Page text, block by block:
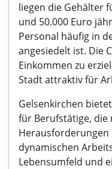
liegen die Gehälter
und 50.000 Euro
Personal häufig in
angesiedelt ist. Die
Einkommen zu
Stadt attraktiv für
Gelsenkirchen
für Berufstätige, die
Herausforderungen
dynamischen
Lebensumfeld und